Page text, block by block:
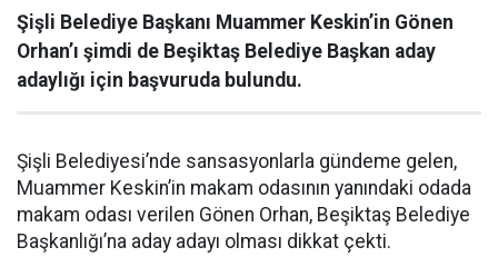
Şişli Belediye Başkanı Muammer Keskin’in Gönen
Orhan’ı şimdi de Beşiktaş Belediye Başkan aday
adaylığı için başvuruda bulundu.
Şişli Belediyesi’nde sansasyonlarla gündeme gelen,
Muammer Keskin’in makam odasının yanındaki odada
makam odası verilen Gönen Orhan, Beşiktaş Belediye
Başkanlığı’na aday adayı olması dikkat çekti.